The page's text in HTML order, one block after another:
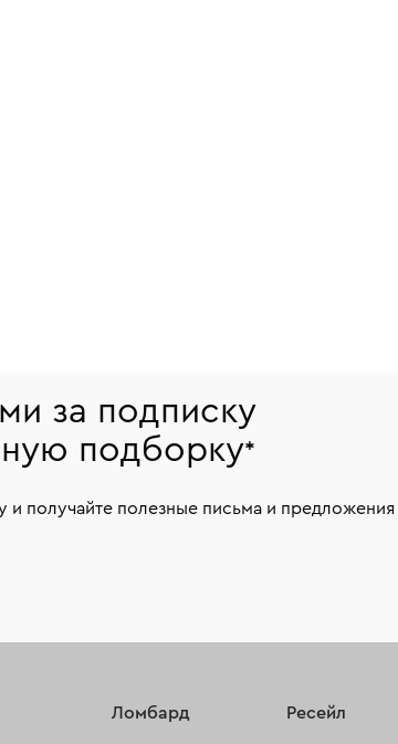
за подписку
подборку*
и получайте полезные письма и предложения
Ломбард Ресейл